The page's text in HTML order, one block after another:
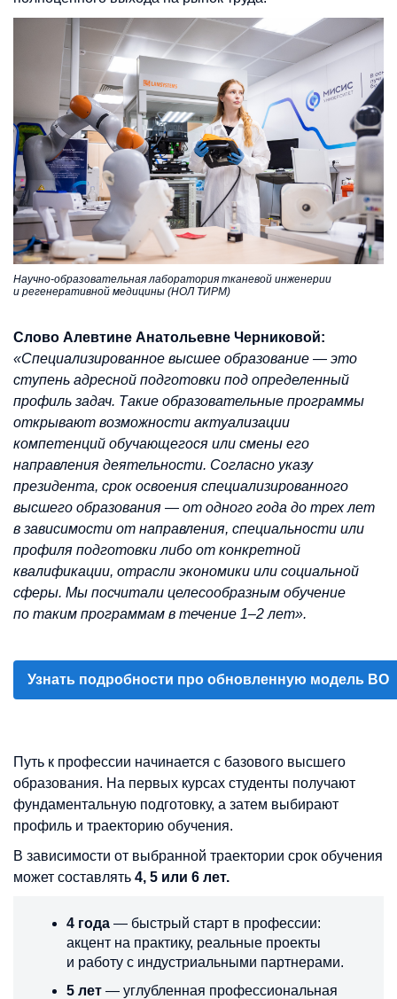
Научно-образовательная лаборатория тканевой инженерии
и регенеративной медицины (НОЛ ТИРМ)
Слово Алевтине Анатольевне Черниковой:
«Специализированное высшее образование — это
ступень адресной подготовки под определенный
профиль задач. Такие образовательные программы
открывают возможности актуализации
компетенций обучающегося или смены его
направления деятельности. Согласно указу
президента, срок освоения специализированного
высшего образования — от одного года до трех лет
в зависимости от направления, специальности или
профиля подготовки либо от конкретной
квалификации, отрасли экономики или социальной
сферы. Мы посчитали целесообразным обучение
по таким программам в течение 1–2 лет».
Узнать подробности про обновленную модель ВО
Путь к профессии начинается с базового высшего
образования. На первых курсах студенты получают
фундаментальную подготовку, а затем выбирают
профиль и траекторию обучения.
В зависимости от выбранной траектории срок обучения
может составлять 4, 5 или 6 лет.
4 года — быстрый старт в профессии:
акцент на практику, реальные проекты
и работу с индустриальными партнерами.
5 лет — углубленная профессиональная